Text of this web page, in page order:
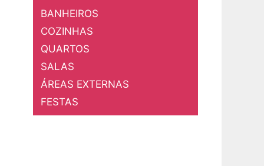
BANHEIROS
COZINHAS
QUARTOS
SALAS
ÁREAS EXTERNAS
FESTAS